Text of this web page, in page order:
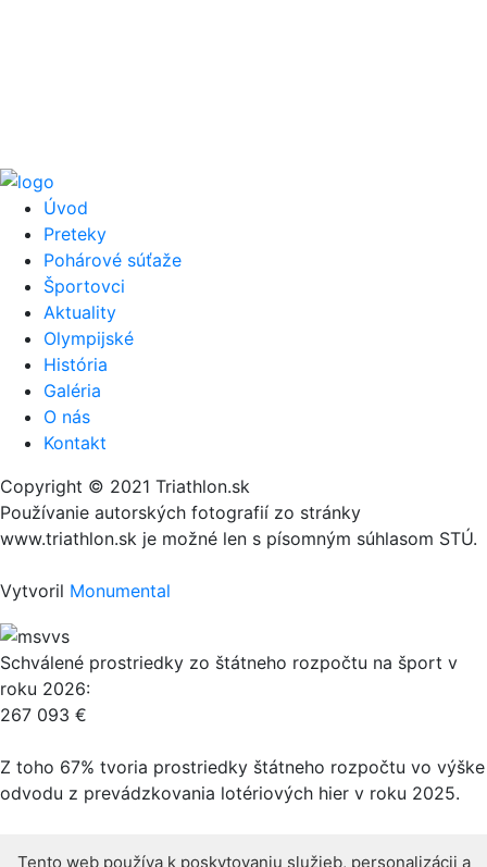
Úvod
Preteky
Pohárové súťaže
Športovci
Aktuality
Olympijské
História
Galéria
O nás
Kontakt
Copyright © 2021 Triathlon.sk
Používanie autorských fotografií zo stránky
www.triathlon.sk je možné len s písomným súhlasom STÚ.
Vytvoril Monumental
Schválené prostriedky zo štátneho rozpočtu na šport v
roku 2026:
267 093 €
Z toho 67% tvoria prostriedky štátneho rozpočtu vo výške
odvodu z prevádzkovania lotériových hier v roku 2025.
Tento web používa k poskytovaniu služieb, personalizácii a
Tento web používa k poskytovaniu služieb, personalizácii a